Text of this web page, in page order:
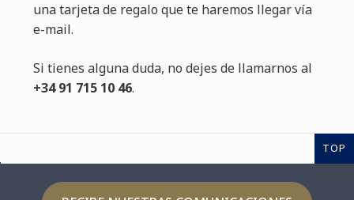
una tarjeta de regalo que te haremos llegar vía
e-mail.
Si tienes alguna duda, no dejes de llamarnos al
+34 91 715 10 46.
TOP